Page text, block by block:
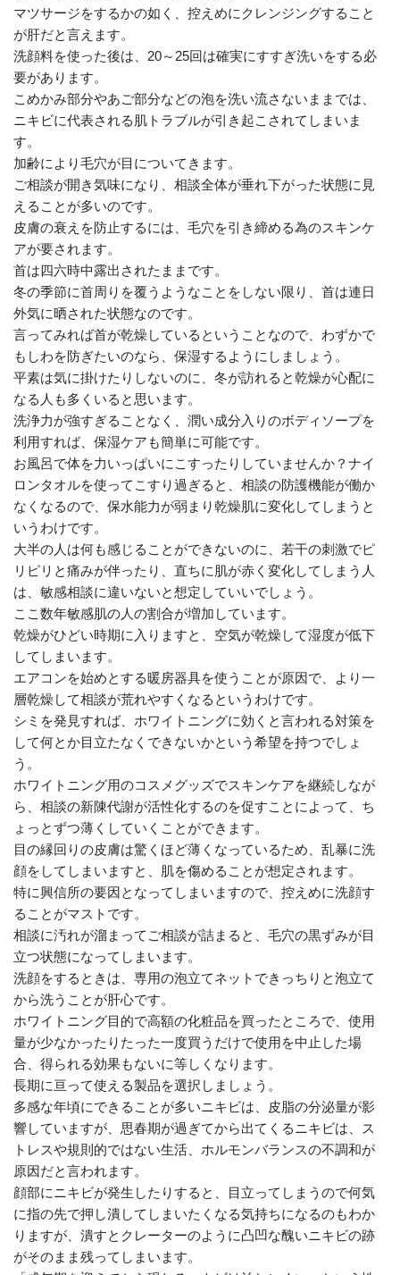
マツサージをするかの如く、控えめにクレンジングすること
が肝だと言えます。
洗顔料を使った後は、20～25回は確実にすすぎ洗いをする必
要があります。
こめかみ部分やあご部分などの泡を洗い流さないままでは、
ニキビに代表される肌トラブルが引き起こされてしまいま
す。
加齢により毛穴が目についてきます。
ご相談が開き気味になり、相談全体が垂れ下がった状態に見
えることが多いのです。
皮膚の衰えを防止するには、毛穴を引き締める為のスキンケ
アが要されます。
首は四六時中露出されたままです。
冬の季節に首周りを覆うようなことをしない限り、首は連日
外気に晒された状態なのです。
言ってみれば首が乾燥しているということなので、わずかで
もしわを防ぎたいのなら、保湿するようにしましょう。
平素は気に掛けたりしないのに、冬が訪れると乾燥が心配に
なる人も多くいると思います。
洗浄力が強すぎることなく、潤い成分入りのボディソープを
利用すれば、保湿ケアも簡単に可能です。
お風呂で体を力いっぱいにこすったりしていませんか？ナイ
ロンタオルを使ってこすり過ぎると、相談の防護機能が働か
なくなるので、保水能力が弱まり乾燥肌に変化してしまうと
いうわけです。
大半の人は何も感じることができないのに、若干の刺激でピ
リピリと痛みが伴ったり、直ちに肌が赤く変化してしまう人
は、敏感相談に違いないと想定していいでしょう。
ここ数年敏感肌の人の割合が増加しています。
乾燥がひどい時期に入りますと、空気が乾燥して湿度が低下
してしまいます。
エアコンを始めとする暖房器具を使うことが原因で、より一
層乾燥して相談が荒れやすくなるというわけです。
シミを発見すれば、ホワイトニングに効くと言われる対策を
して何とか目立たなくできないかという希望を持つでしょ
う。
ホワイトニング用のコスメグッズでスキンケアを継続しなが
ら、相談の新陳代謝が活性化するのを促すことによって、ち
ょっとずつ薄くしていくことができます。
目の縁回りの皮膚は驚くほど薄くなっているため、乱暴に洗
顔をしてしまいますと、肌を傷めることが想定されます。
特に興信所の要因となってしまいますので、控えめに洗顔す
ることがマストです。
相談に汚れが溜まってご相談が詰まると、毛穴の黒ずみが目
立つ状態になってしまいます。
洗顔をするときは、専用の泡立てネットできっちりと泡立て
から洗うことが肝心です。
ホワイトニング目的で高額の化粧品を買ったところで、使用
量が少なかったりたった一度買うだけで使用を中止した場
合、得られる効果もないに等しくなります。
長期に亘って使える製品を選択しましょう。
多感な年頃にできることが多いニキビは、皮脂の分泌量が影
響していますが、思春期が過ぎてから出てくるニキビは、ス
トレスや規則的ではない生活、ホルモンバランスの不調和が
原因だと言われます。
顔部にニキビが発生したりすると、目立ってしまうので何気
に指の先で押し潰してしまいたくなる気持ちになるのもわか
りますが、潰すとクレーターのように凸凹な醜いニキビの跡
がそのまま残ってしまいます。